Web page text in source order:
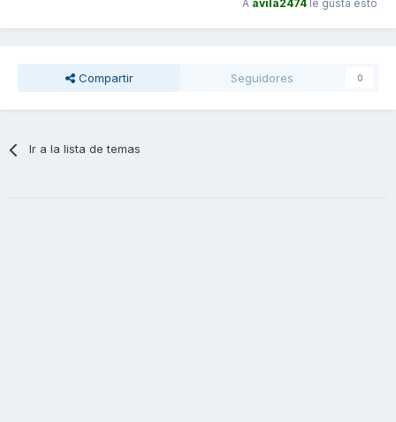
A avila2474 le gusta esto
Compartir Seguidores 0
Ir a la lista de temas